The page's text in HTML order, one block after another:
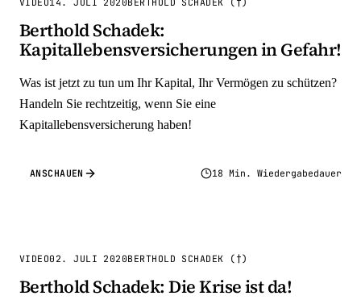
Berthold Schadek:
Kapitallebensversicherungen in Gefahr!
Was ist jetzt zu tun um Ihr Kapital, Ihr Vermögen zu schützen?
Handeln Sie rechtzeitig, wenn Sie eine
Kapitallebensversicherung haben!
ANSCHAUEN 18 Min. Wiedergabedauer
VIDEO02. JULI 2020BERTHOLD SCHADEK (†)
Berthold Schadek: Die Krise ist da!